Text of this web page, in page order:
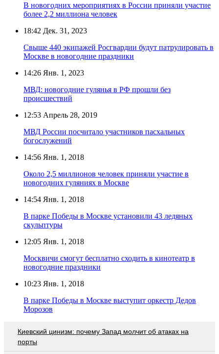
В новогодних мероприятиях в России приняли участие
более 2,2 миллиона человек
18:42 Дек. 31, 2023
Свыше 440 экипажей Росгвардии будут патрулировать в
Москве в новогодние праздники
14:26 Янв. 1, 2023
МВД: новогодние гулянья в РФ прошли без
происшествий
12:53 Апрель 28, 2019
МВД России посчитало участников пасхальных
богослужений
14:56 Янв. 1, 2018
Около 2,5 миллионов человек приняли участие в
новогодних гуляниях в Москве
14:54 Янв. 1, 2018
В парке Победы в Москве установили 43 ледяных
скульптуры
12:05 Янв. 1, 2018
Москвичи смогут бесплатно сходить в кинотеатр в
новогодние праздники
10:23 Янв. 1, 2018
В парке Победы в Москве выступит оркестр Дедов
Морозов
Киевский цинизм: почему Запад молчит об атаках на
порты